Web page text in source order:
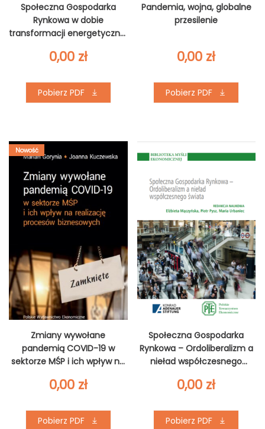
Społeczna Gospodarka
Rynkowa w dobie
transformacji energetycznej
0,00 zł
Pobierz PDF
Pandemia, wojna, globalne
przesilenie
0,00 zł
Pobierz PDF
Nowość
Zmiany wywołane
pandemią COVID-19 w
sektorze MŚP i ich wpływ na
biznesowych
0,00 zł
Pobierz PDF
Społeczna Gospodarka
Rynkowa – Ordoliberalizm a
nieład współczesnego
0,00 zł
Pobierz PDF